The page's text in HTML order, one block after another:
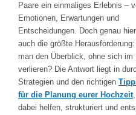
Paare ein einmaliges Erlebnis –
Emotionen, Erwartungen und
Entscheidungen. Doch genau
auch die größte
man den Überblick, ohne sich im
verlieren? Die Antwort liegt in
Strategien und den richtigen
für die Planung eurer Hochzeit
dabei helfen, strukturiert und